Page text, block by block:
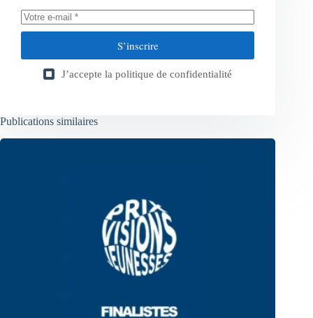
S’inscrire
J’accepte la politique de confidentialité
Publications similaires